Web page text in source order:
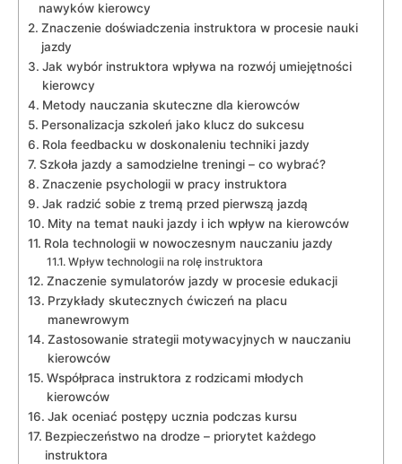
nawyków kierowcy
Znaczenie doświadczenia instruktora ⁢w procesie nauki
jazdy
Jak wybór⁤ instruktora wpływa na ⁤rozwój umiejętności
kierowcy
Metody nauczania skuteczne dla kierowców
Personalizacja szkoleń jako klucz ⁤do sukcesu
Rola feedbacku w doskonaleniu techniki jazdy
Szkoła jazdy a samodzielne treningi ‌– co wybrać?
Znaczenie⁢ psychologii‌ w pracy instruktora
Jak radzić sobie z tremą przed pierwszą jazdą
Mity na temat nauki⁤ jazdy i ich‌ wpływ na ⁢kierowców
Rola technologii w nowoczesnym nauczaniu jazdy
Wpływ technologii⁢ na⁤ rolę instruktora
Znaczenie symulatorów jazdy w ⁣procesie edukacji
Przykłady skutecznych ćwiczeń na ‌placu
manewrowym
Zastosowanie strategii motywacyjnych w nauczaniu
kierowców
Współpraca ‍instruktora z ‌rodzicami młodych
kierowców
Jak ⁣oceniać postępy ‌ucznia podczas⁣ kursu
Bezpieczeństwo na drodze – priorytet ⁣każdego
instruktora